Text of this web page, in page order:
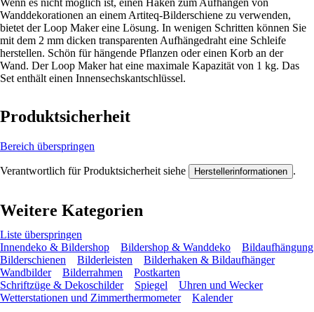
Wenn es nicht möglich ist, einen Haken zum Aufhängen von
Wanddekorationen an einem Artiteq-Bilderschiene zu verwenden,
bietet der Loop Maker eine Lösung. In wenigen Schritten können Sie
mit dem 2 mm dicken transparenten Aufhängedraht eine Schleife
herstellen. Schön für hängende Pflanzen oder einen Korb an der
Wand. Der Loop Maker hat eine maximale Kapazität von 1 kg. Das
Set enthält einen Innensechskantschlüssel.
Produktsicherheit
Bereich überspringen
Verantwortlich für Produktsicherheit siehe Herstellerinformationen .
Weitere Kategorien
Liste überspringen
Innendeko & Bildershop
Bildershop & Wanddeko
Bildaufhängung
Bilderschienen
Bilderleisten
Bilderhaken & Bildaufhänger
Wandbilder
Bilderrahmen
Postkarten
Schriftzüge & Dekoschilder
Spiegel
Uhren und Wecker
Wetterstationen und Zimmerthermometer
Kalender